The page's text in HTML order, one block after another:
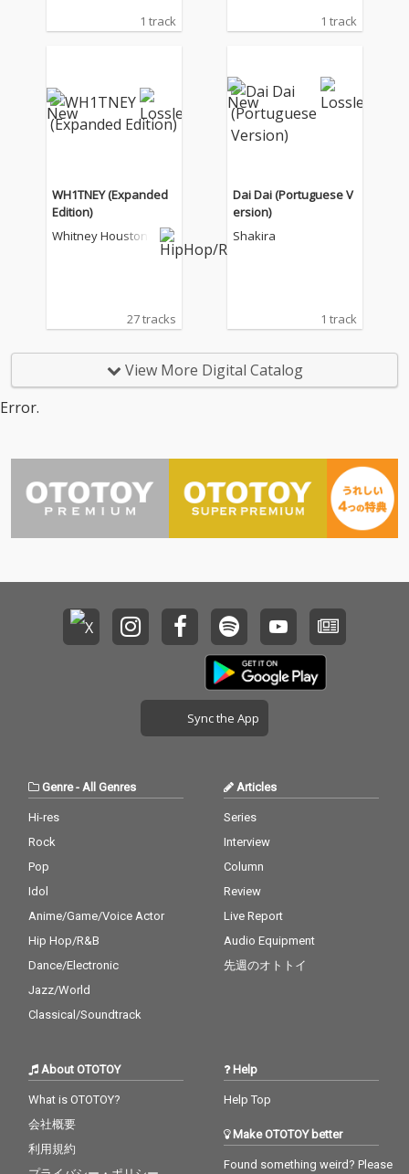
1 track 1 track
WH1TNEY (Expanded
Edition)
Whitney Houston
27 tracks
Dai Dai (Portuguese V
ersion)
Shakira
1 track
View More Digital Catalog
Error.
Sync the App
Genre- All Genres
Hi-res
Rock
Pop
Idol
Anime/Game/Voice Actor
Hip Hop/R&B
Dance/Electronic
Jazz/World
Classical/Soundtrack
Articles
Series
Interview
Column
Review
Live Report
Audio Equipment
先週のオトトイ
About OTOTOY
What is OTOTOY?
会社概要
利用規約
Help
Help Top
Make OTOTOY better
Found something weird? Please